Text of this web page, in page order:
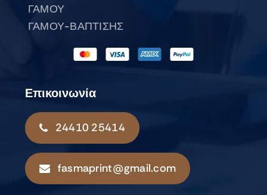
ΓΑΜΟΥ
ΓΑΜΟΥ-ΒΑΠΤΙΣΗΣ
Επικοινωνία
24410 25414
fasmaprint@gmail.com